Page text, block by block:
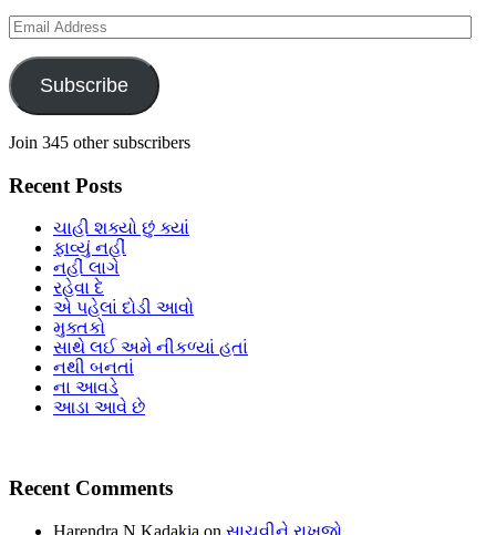
Email
Address
Subscribe
Join 345 other subscribers
Recent Posts
ચાહી શક્યો છું ક્યાં
ફાવ્યું નહીં
નહીં લાગે
રહેવા દે
એ પહેલાં દોડી આવો
મુક્તકો
સાથે લઈ અમે નીકળ્યાં હતાં
નથી બનતાં
ના આવડે
આડા આવે છે
Recent Comments
Harendra N Kadakia on સાચવીને રાખજો